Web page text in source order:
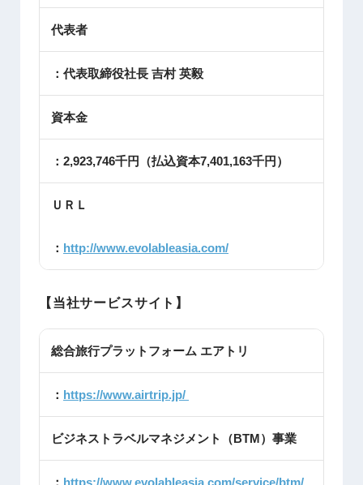
代表者
：代表取締役社長 吉村 英毅
資本金
：2,923,746千円（払込資本7,401,163千円）
ＵＲＬ
： http://www.evolableasia.com/
【当社サービスサイト】
総合旅行プラットフォーム エアトリ
： https://www.airtrip.jp/
ビジネストラベルマネジメント（BTM）事業